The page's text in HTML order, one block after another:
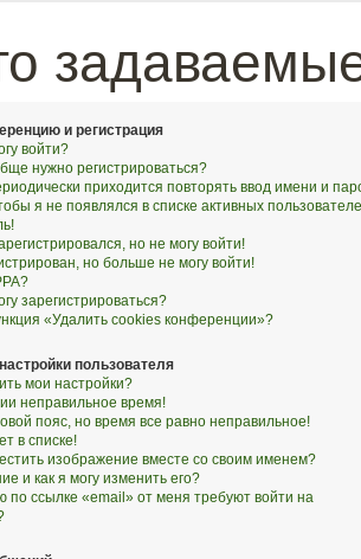
и регистрация
войти?
нужно регистрироваться?
приходится повторять ввод имени и
я не появлялся в списке активных
но не могу войти!
но больше не могу войти!
зарегистрироваться?
«Удалить cookies конференции»?
пользователя
мои настройки?
неправильное время!
пояс, но время все равно неправильное!
в списке!
изображение вместе со своим именем?
и как я могу изменить его?
по ссылке «email» от меня требуют войти на